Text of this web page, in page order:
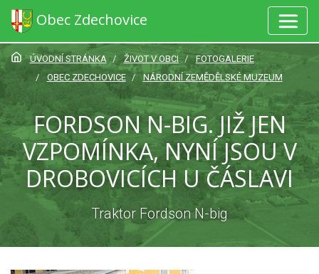
Obec Zdechovice
ÚVODNÍ STRÁNKA ŽIVOT V OBCI
FOTOGALERIE
OBEC ZDECHOVICE
NÁRODNÍ ZEMĚDĚLSKÉ MUZEUM
FORDSON N-BIG. JIŽ JEN
VZPOMÍNKA, NYNÍ JSOU V
DROBOVICÍCH U ČÁSLAVI
Traktor Fordson N-big